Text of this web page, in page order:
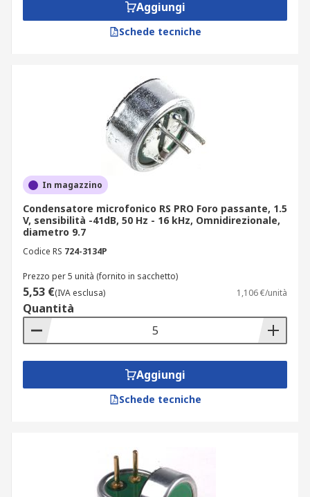
Aggiungi
Schede tecniche
In magazzino
Condensatore microfonico RS PRO Foro passante, 1.5
V, sensibilità -41dB, 50 Hz - 16 kHz, Omnidirezionale,
diametro 9.7
Codice RS 724-3134P
Prezzo per 5 unità (fornito in sacchetto)
5,53 €(IVA esclusa) 1,106 €/unità
Quantità
Aggiungi
Schede tecniche